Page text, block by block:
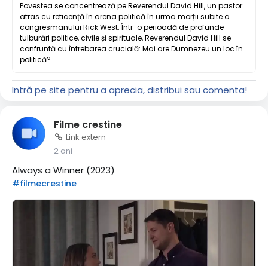
Povestea se concentrează pe Reverendul David Hill, un pastor
atras cu reticență în arena politică în urma morții subite a
congresmanului Rick West. Într-o perioadă de profunde
tulburări politice, civile și spirituale, Reverendul David Hill se
confruntă cu întrebarea crucială: Mai are Dumnezeu un loc în
politică?
Intră pe site pentru a aprecia, distribui sau comenta!
Filme crestine
Link extern
2 ani
Always a Winner (2023)
#filmecrestine